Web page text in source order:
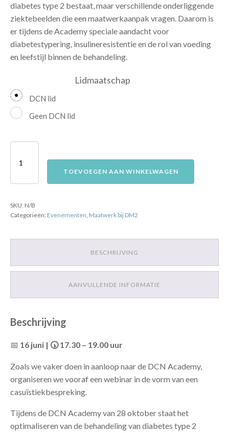
diabetes type 2 bestaat, maar verschillende onderliggende
ziektebeelden die een maatwerkaanpak vragen. Daarom is
er tijdens de Academy speciale aandacht voor
diabetestypering, insulineresistentie en de rol van voeding
en leefstijl binnen de behandeling.
Lidmaatschap
DCN lid
Geen DCN lid
Casuïstiekbespreking:
Maatwerk
DM2
16
aantal
TOEVOEGEN AAN WINKELWAGEN
SKU: N/B
Categorieën: Evenementen, Maatwerk bij DM2
BESCHRIJVING
AANVULLENDE INFORMATIE
Beschrijving
📅 16 juni | 🕠17.30 – 19.00 uur
Zoals we vaker doen in aanloop naar de DCN Academy,
organiseren we vooraf een webinar in de vorm van een
casuïstiekbespreking.
Tijdens de DCN Academy van 28 oktober staat het
optimaliseren van de behandeling van diabetes type 2